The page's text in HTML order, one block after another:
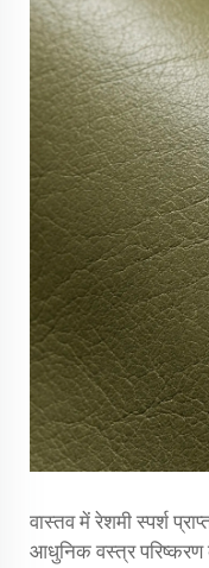
वास्तव में रेशमी स्पर्श
आधुनिक वस्त्र परिष्करण